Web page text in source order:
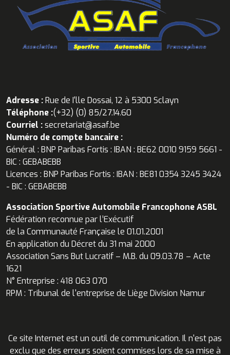
Adresse :Rue de I'lle Dossai, 12 à 5300 Sclayn
Téléphone :(+32) (0) 85/27.14.60
Courriel :secretariat@asaf.be
Numéro de compte bancaire :
Général : BNP Paribas Fortis : IBAN : BE62 0010 9159 5661 -
BIC : GEBABEBB
Licences : BNP Paribas Fortis : IBAN : BE81 0354 3245 3424
- BIC : GEBABEBB
Association Sportive Automobile Francophone ASBL
Fédération reconnue par l’Exécutif
de la Communauté Française le 01.01.2001
En application du Décret du 31 mai 2000
Association Sans But Lucratif – M.B. du 09.03.78 – Acte
1621
N° Entreprise : 418 063 070
RPM : Tribunal de l'entreprise de Liège Division Namur
Ce site Internet est un outil de communication. Il n'est pas
exclu que des erreurs soient commises lors de sa mise à